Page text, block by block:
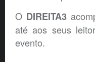
O DIREITA3
até aos seus
evento.